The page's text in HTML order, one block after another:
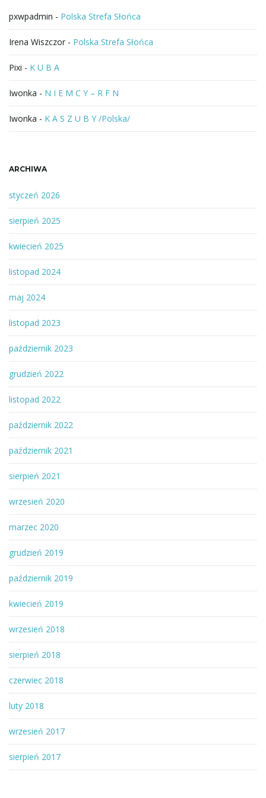
pxwpadmin - Polska Strefa Słońca
Irena Wiszczor - Polska Strefa Słońca
Pixi - K U B A
Iwonka - N I E M C Y – R F N
Iwonka - K A S Z U B Y /Polska/
ARCHIWA
styczeń 2026
sierpień 2025
kwiecień 2025
listopad 2024
maj 2024
listopad 2023
październik 2023
grudzień 2022
listopad 2022
październik 2022
październik 2021
sierpień 2021
wrzesień 2020
marzec 2020
grudzień 2019
październik 2019
kwiecień 2019
wrzesień 2018
sierpień 2018
czerwiec 2018
luty 2018
wrzesień 2017
sierpień 2017